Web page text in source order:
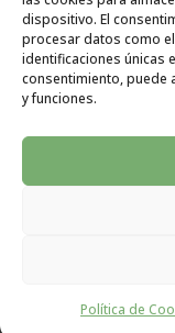
dispositivo. El
procesar datos como
identificaciones únicas
consentimiento, puede
y funciones.
Política de